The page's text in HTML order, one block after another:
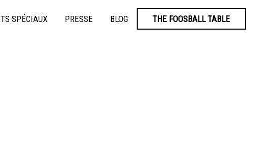
SPÉCIAUX PRESSE BLOG THE FOOSBALL TABLE